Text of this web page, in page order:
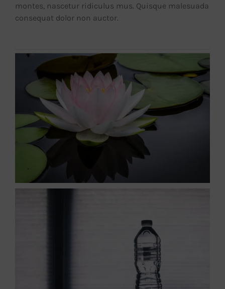
montes, nascetur ridiculus mus. Quisque malesuada
consequat dolor non auctor.